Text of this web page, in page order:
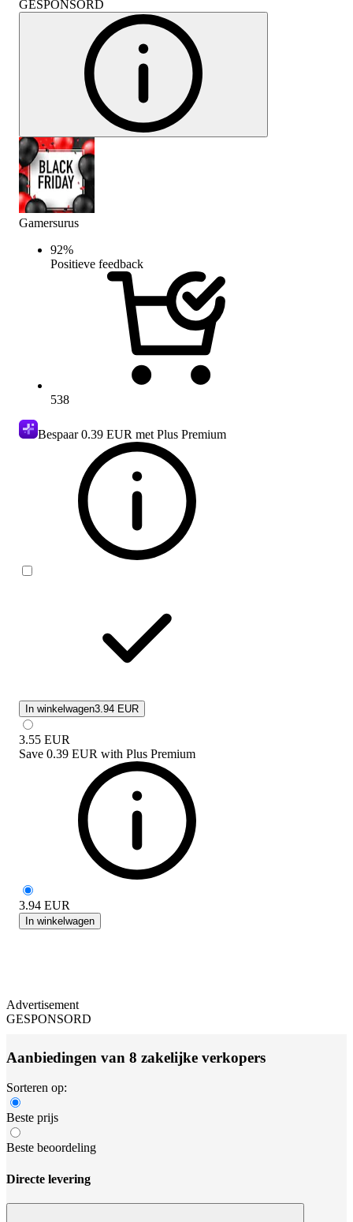
GESPONSORD
Gamersurus
92%
Positieve feedback
538
Bespaar0.39 EUR met Plus Premium
In winkelwagen3.94 EUR
3.55 EUR
Save 0.39 EUR with Plus Premium
3.94 EUR
In winkelwagen
Advertisement
GESPONSORD
Aanbiedingen van 8 zakelijke verkopers
Sorteren op:
Beste prijs
Beste beoordeling
Directe levering